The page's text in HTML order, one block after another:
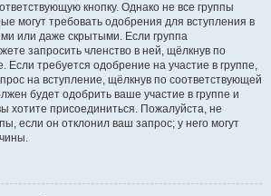
кнопку. Однако не все группы
могут требовать одобрения для вступления в
или даже скрытыми. Если группа
запросить членство в ней, щёлкнув по
Если требуется одобрение на участие в группе,
на вступление, щёлкнув по соответствующей
будет одобрить ваше участие в группе и
хотите присоединиться. Пожалуйста, не
если он отклонил ваш запрос; у него могут